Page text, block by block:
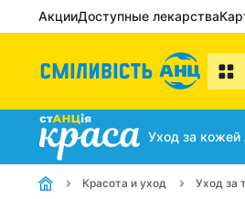
АкцииДоступные лекарства
Уход за кожей
Красота и уход Уход за